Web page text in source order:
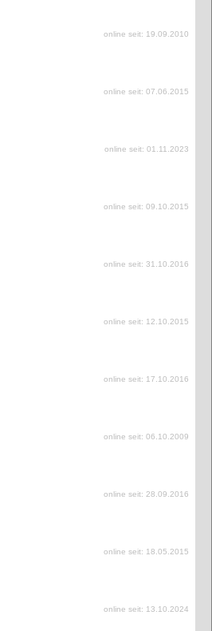
online seit: 19.09.2010
online seit: 07.06.2015
online seit: 01.11.2023
online seit: 09.10.2015
online seit: 31.10.2016
online seit: 12.10.2015
online seit: 17.10.2016
online seit: 06.10.2009
online seit: 28.09.2016
online seit: 18.05.2015
online seit: 13.10.2024